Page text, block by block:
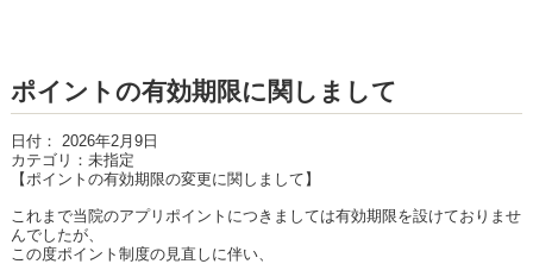
ポイントの有効期限に関しまして
日付： 2026年2月9日
カテゴリ： 未指定
【ポイントの有効期限の変更に関しまして】
これまで当院のアプリポイントにつきましては有効期限を設けておりませ
んでしたが、
この度ポイント制度の見直しに伴い、